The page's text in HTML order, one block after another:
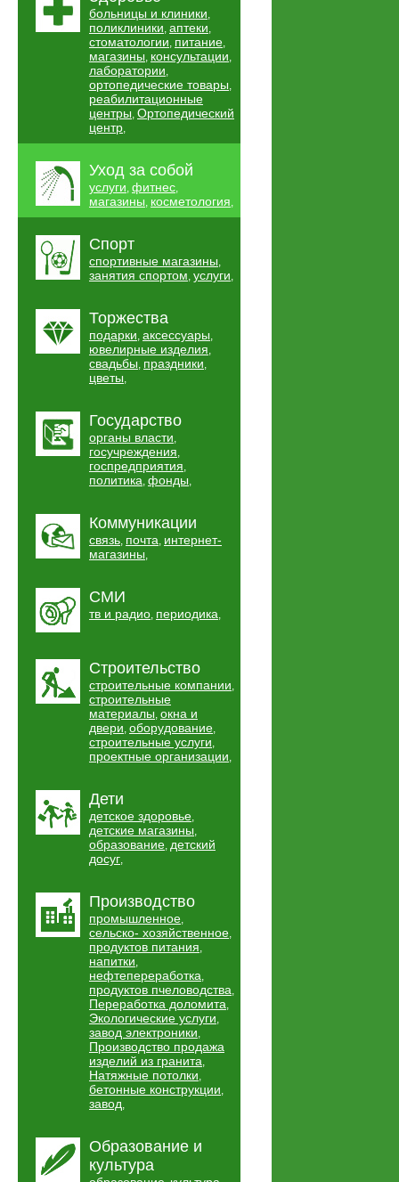
больницы и клиники,
поликлиники, аптеки,
стоматологии, питание,
магазины, консультации,
лаборатории,
ортопедические товары,
реабилитационные
центры, Ортопедический
центр,
Уход за собой
услуги, фитнес,
магазины, косметология,
Спорт
спортивные магазины,
занятия спортом, услуги,
Торжества
подарки, аксессуары,
ювелирные изделия,
свадьбы, праздники,
цветы,
Государство
органы власти,
госучреждения,
госпредприятия,
политика, фонды,
Коммуникации
связь, почта, интернет-
магазины,
СМИ
тв и радио, периодика,
Строительство
строительные компании,
строительные
материалы, окна и
двери, оборудование,
строительные услуги,
проектные организации,
Дети
детское здоровье,
детские магазины,
образование, детский
досуг,
Производство
промышленное,
сельско- хозяйственное,
продуктов питания,
напитки,
нефтепереработка,
продуктов пчеловодства,
Переработка доломита,
Экологические услуги,
завод электроники,
Производство продажа
изделий из гранита,
Натяжные потолки,
бетонные конструкции,
завод,
Образование и
культура